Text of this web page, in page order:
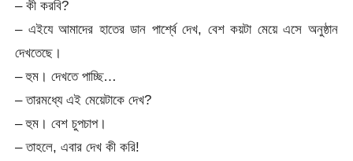
– কী করবি?
– এইযে আমাদের হাতের ডান পার্শ্বে দেখ, বেশ কয়টা মেয়ে এসে অনুষ্ঠান
দেখতেছে।
– হুম। দেখতে পাচ্ছি…
– তারমধ্যে এই মেয়েটাকে দেখ?
– হুম। বেশ চুপচাপ।
– তাহলে, এবার দেখ কী করি!